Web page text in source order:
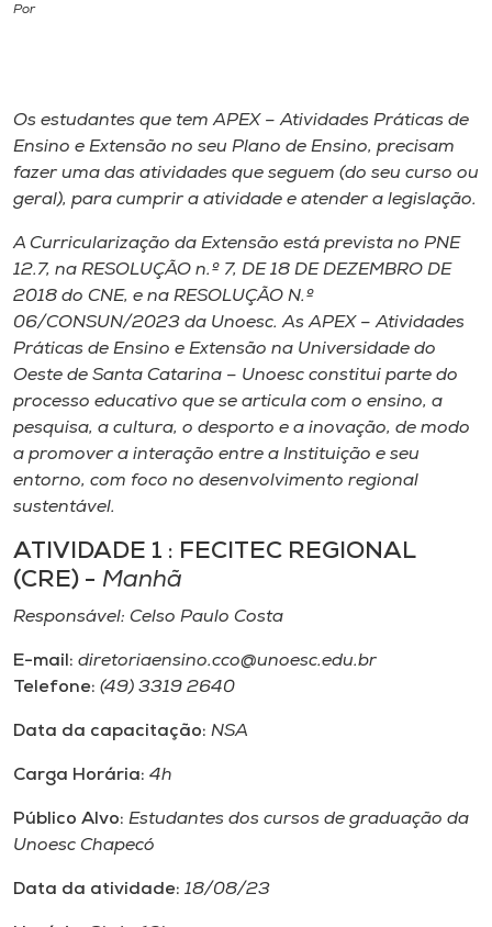
I.nova
Cultura
CPA
Biblioteca
Editora
Rádio
Museu
Store
Selecione
o idioma
A+
Por
Os estudantes que tem APEX – Atividades Práticas de
Ensino e Extensão no seu Plano de Ensino, precisam
fazer uma das atividades que seguem (do seu curso ou
geral), para cumprir a atividade e atender a legislação.
A Curricularização da Extensão está prevista no PNE
12.7, na RESOLUÇÃO n.º 7, DE 18 DE DEZEMBRO DE
2018 do CNE, e na RESOLUÇÃO N.º
06/CONSUN/2023 da Unoesc. As APEX – Atividades
Práticas de Ensino e Extensão na Universidade do
Oeste de Santa Catarina – Unoesc constitui parte do
processo educativo que se articula com o ensino, a
pesquisa, a cultura, o desporto e a inovação, de modo
a promover a interação entre a Instituição e seu
entorno, com foco no desenvolvimento regional
sustentável.
ATIVIDADE 1 : FECITEC REGIONAL
(CRE) - Manhã
Responsável: Celso Paulo Costa
E-mail: diretoriaensino.cco@unoesc.edu.br
Telefone: (49) 3319 2640
Data da capacitação: NSA
Carga Horária: 4h
Público Alvo: Estudantes dos cursos de graduação da
Unoesc Chapecó
Data da atividade: 18/08/23